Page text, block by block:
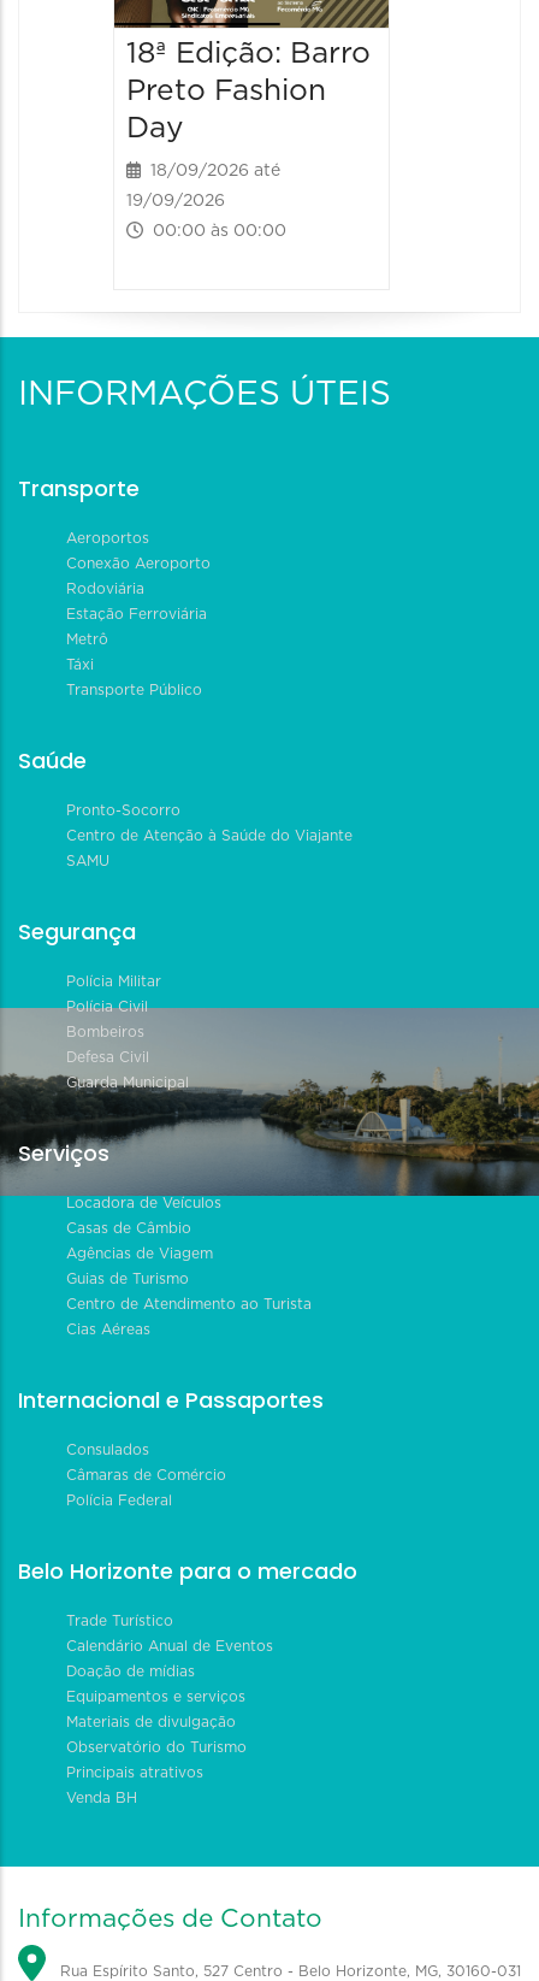
18ª Edição: Barro
Preto Fashion
Day
18/09/2026 até
19/09/2026
00:00 às 00:00
INFORMAÇÕES ÚTEIS
Transporte
Aeroportos
Conexão Aeroporto
Rodoviária
Estação Ferroviária
Metrô
Táxi
Transporte Público
Saúde
Pronto-Socorro
Centro de Atenção à Saúde do Viajante
SAMU
Segurança
Polícia Militar
Polícia Civil
Bombeiros
Defesa Civil
Guarda Municipal
Serviços
Locadora de Veículos
Casas de Câmbio
Agências de Viagem
Guias de Turismo
Centro de Atendimento ao Turista
Cias Aéreas
Internacional e Passaportes
Consulados
Câmaras de Comércio
Polícia Federal
Belo Horizonte para o mercado
Trade Turístico
Calendário Anual de Eventos
Doação de mídias
Equipamentos e serviços
Materiais de divulgação
Observatório do Turismo
Principais atrativos
Venda BH
Informações de Contato
Rua Espírito Santo, 527 Centro - Belo Horizonte, MG, 30160-031